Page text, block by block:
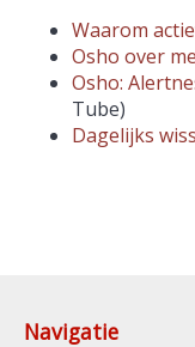
Waarom
Osho over
Osho:
Tube)
Dagelijks
Navigatie